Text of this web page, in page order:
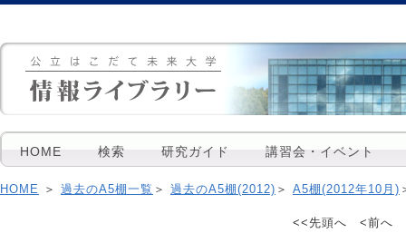
HOME 検索 研究ガイド 講習会・イベント
HOME ＞ 過去のA5棚一覧 ＞ 過去のA5棚(2012) ＞ A5棚(2012年10月)
<<先頭へ <前